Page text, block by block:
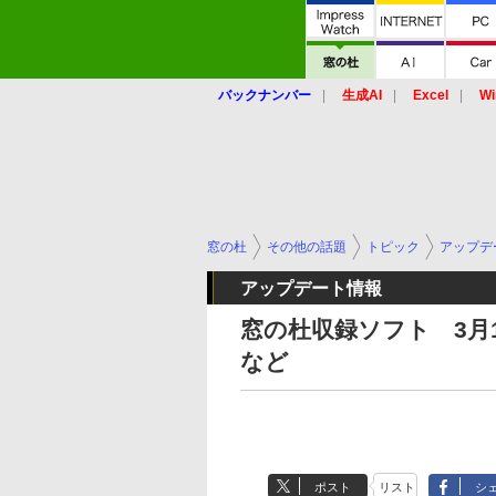
バックナンバー 生成AI Excel
窓の杜 その他の話題 トピック アップデ
アップデート情報
窓の杜収録ソフト 3
など
ポスト リスト シ